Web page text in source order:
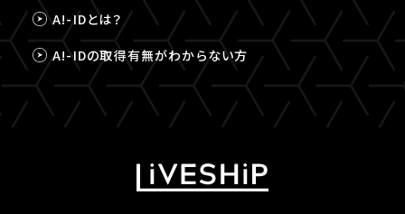
A!-IDとは？
A!-IDの取得有無がわからない方